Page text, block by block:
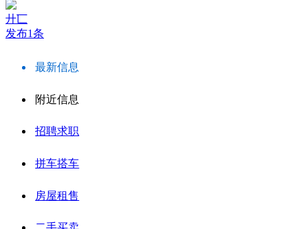
廾匸
发布1条
最新信息
附近信息
招聘求职
拼车搭车
房屋租售